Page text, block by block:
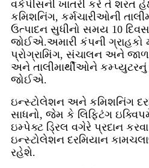
વર્કપીસની ખાતરી કરે તે શરત
કમિશનિંગ, કર્મચારીઓની
ઉત્પાદન સુધીનો સમય 10
જોઈએ.અમારી કંપની ગ્રાહકો
પ્રોગ્રામિંગ, સંચાલન અને
અને તાલીમાર્થીઓને કમ્પ્યુટરનું
જોઈએ.
ઇન્સ્ટોલેશન અને કમિશનિંગ
સાધનો, જેમ કે લિફ્ટિંગ
ઇમ્પેક્ટ ડ્રિલ વગેરે પ્રદાન
ઇન્સ્ટોલેશન દરમિયાન
રહેશે.